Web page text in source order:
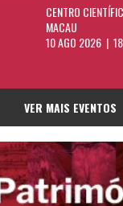
CENTRO
MACAU
10 AGO 2026 |
VER MAIS EVENTOS